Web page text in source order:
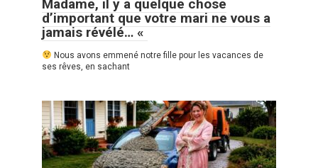
Madame, il y a quelque chose
d’important que votre mari ne vous a
jamais révélé… «
Nous avons emmené notre fille pour les vacances de
ses rêves, en sachant